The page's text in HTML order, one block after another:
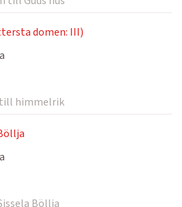
domen: III)
till himmelrik
Böllja